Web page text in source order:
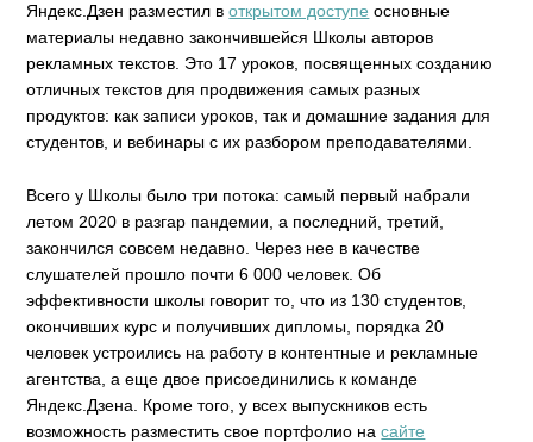
Яндекс.Дзен разместил воткрытом доступе основные
материалы недавно закончившейся Школы авторов
рекламных текстов. Это 17 уроков, посвященных созданию
отличных текстов для продвижения самых разных
продуктов: как записи уроков, так и домашние задания для
студентов, и вебинары с их разбором преподавателями.
Всего у Школы было три потока: самый первый набрали
летом 2020 в разгар пандемии, а последний, третий,
закончился совсем недавно. Через нее в качестве
слушателей прошло почти 6 000 человек. Об
эффективности школы говорит то, что из 130 студентов,
окончивших курс и получивших дипломы, порядка 20
человек устроились на работу в контентные и рекламные
агентства, а еще двое присоединились к команде
Яндекс.Дзена. Кроме того, у всех выпускников есть
возможность разместить свое портфолио насайте